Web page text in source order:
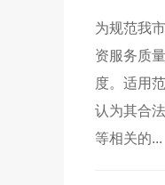
为规范我
资服务质
度。适用
认为其合
等相关的...